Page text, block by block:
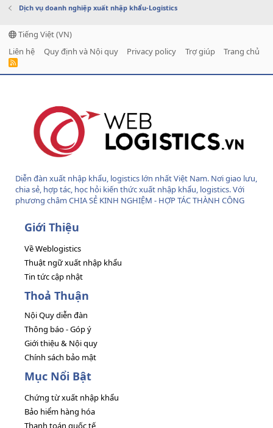
Dịch vụ doanh nghiệp xuất nhập khẩu-Logistics
Tiếng Việt (VN)
Liên hệ
Quy định và Nội quy Privacy policy Trợ giúp Trang chủ
R
Diễn đàn xuất nhập khẩu, logistics lớn nhất Việt Nam. Nơi giao lưu,
chia sẻ, hợp tác, học hỏi kiến thức xuất nhập khẩu, logistics. Với
phương châm CHIA SẺ KINH NGHIỆM - HỢP TÁC THÀNH CÔNG
Giới Thiệu
Về Weblogistics
Thuật ngữ xuất nhập khẩu
Tin tức cập nhật
Thoả Thuận
Nội Quy diễn đàn
Thông báo - Góp ý
Giới thiệu & Nội quy
Chính sách bảo mật
Mục Nổi Bật
Chứng từ xuất nhập khẩu
Bảo hiểm hàng hóa
Thanh toán quốc tế